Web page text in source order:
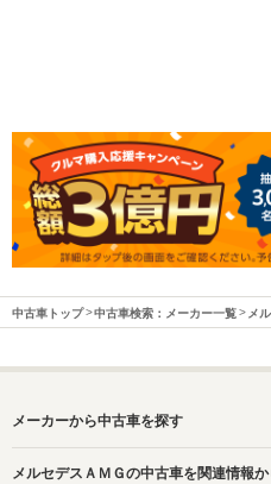
中古車トップ 中古車検索：メーカー一覧 メ
メーカーから中古車を探す
メルセデスＡＭＧの中古車を関連情報